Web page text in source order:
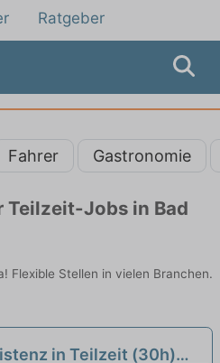
Ratgeber
Fahrer Gastronomie
Teilzeit-Jobs in Bad
Flexible Stellen in vielen Branchen.
in Teilzeit (30h)